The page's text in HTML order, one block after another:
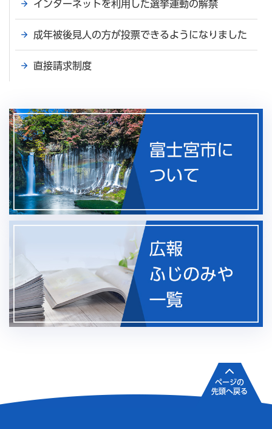
インターネットを利用した選挙運動の解禁
成年被後見人の方が投票できるようになりました
直接請求制度
ページの
先頭へ戻る